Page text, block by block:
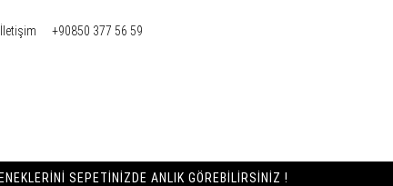
İletişim +90850 377 56 59
SEPETINIZDE ANLIK GÖREBILIRSINIZ !